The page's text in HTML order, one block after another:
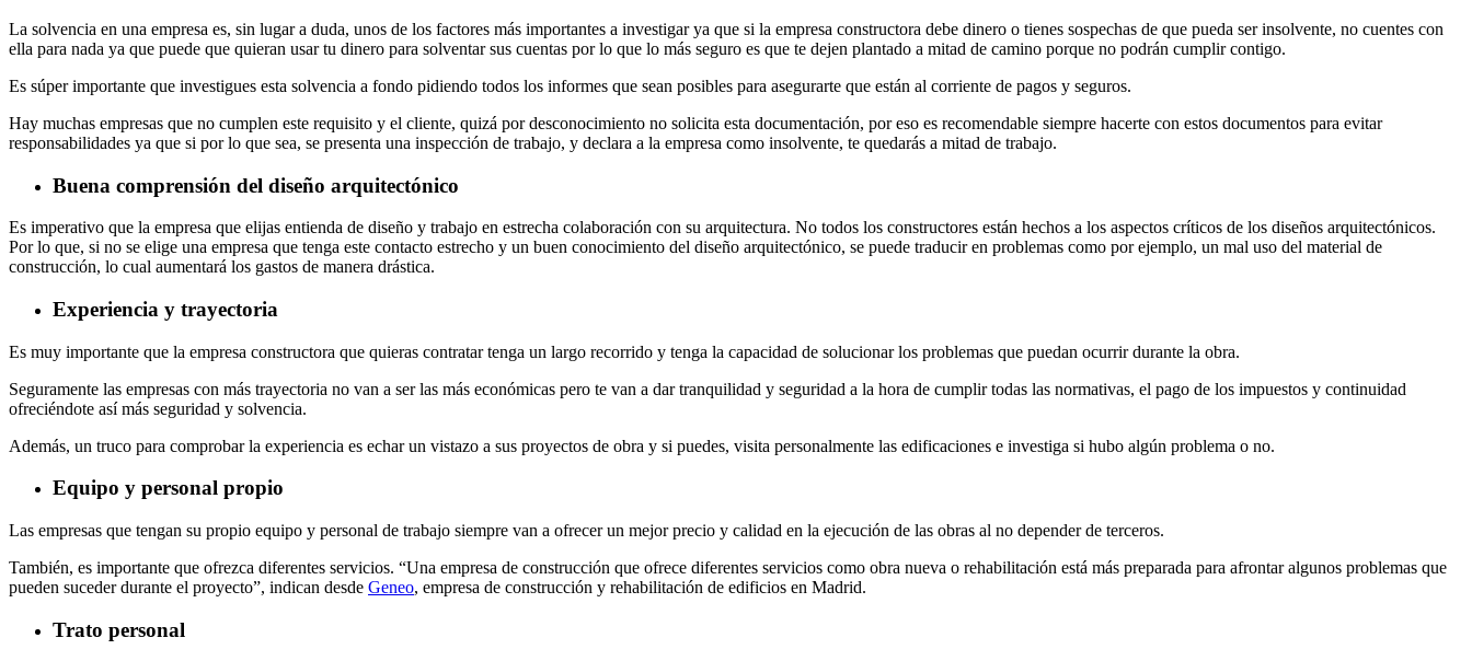
La solvencia en una empresa es, sin lugar a duda, unos de los factores más importantes a investigar ya que si la empresa constructora debe dinero o tienes sospechas de que pueda ser insolvente, no cuentes con
ella para nada ya que puede que quieran usar tu dinero para solventar sus cuentas por lo que lo más seguro es que te dejen plantado a mitad de camino porque no podrán cumplir contigo.
Es súper importante que investigues esta solvencia a fondo pidiendo todos los informes que sean posibles para asegurarte que están al corriente de pagos y seguros.
Hay muchas empresas que no cumplen este requisito y el cliente, quizá por desconocimiento no solicita esta documentación, por eso es recomendable siempre hacerte con estos documentos para evitar
responsabilidades ya que si por lo que sea, se presenta una inspección de trabajo, y declara a la empresa como insolvente, te quedarás a mitad de trabajo.
Buena comprensión del diseño arquitectónico
Es imperativo que la empresa que elijas entienda de diseño y trabajo en estrecha colaboración con su arquitectura. No todos los constructores están hechos a los aspectos críticos de los diseños arquitectónicos.
Por lo que, si no se elige una empresa que tenga este contacto estrecho y un buen conocimiento del diseño arquitectónico, se puede traducir en problemas como por ejemplo, un mal uso del material de
construcción, lo cual aumentará los gastos de manera drástica.
Experiencia y trayectoria
Es muy importante que la empresa constructora que quieras contratar tenga un largo recorrido y tenga la capacidad de solucionar los problemas que puedan ocurrir durante la obra.
Seguramente las empresas con más trayectoria no van a ser las más económicas pero te van a dar tranquilidad y seguridad a la hora de cumplir todas las normativas, el pago de los impuestos y continuidad
ofreciéndote así más seguridad y solvencia.
Además, un truco para comprobar la experiencia es echar un vistazo a sus proyectos de obra y si puedes, visita personalmente las edificaciones e investiga si hubo algún problema o no.
Equipo y personal propio
Las empresas que tengan su propio equipo y personal de trabajo siempre van a ofrecer un mejor precio y calidad en la ejecución de las obras al no depender de terceros.
También, es importante que ofrezca diferentes servicios. “Una empresa de construcción que ofrece diferentes servicios como obra nueva o rehabilitación está más preparada para afrontar algunos problemas que
pueden suceder durante el proyecto”, indican desde Geneo, empresa de construcción y rehabilitación de edificios en Madrid.
Trato personal